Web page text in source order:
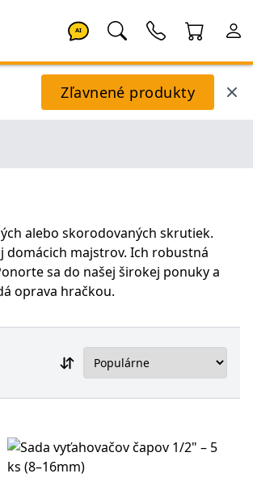
AI
Zľavnené produkty
alebo skorodovaných skrutiek.
domácich majstrov. Ich robustná
sa do našej širokej ponuky a
oprava hračkou.